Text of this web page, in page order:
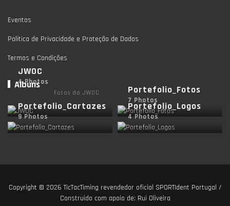
Eventos
Politica de Privacidade e Proteção de Dados
Termos e Condições
Albuns
JWOC
4 Photos
Fotos do JWOC Portefolio_Fotos
7 Photos
Portefolio_Cartazes
9 Photos
Portefolio_Logos
4 Photos
Copyright © 2026TicTacTiming revendedor oficial SPORTIdent Portugal /
Construido com apoio de: Rui Oliveira